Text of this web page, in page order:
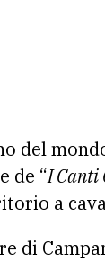
del
de “I Canti
a
di